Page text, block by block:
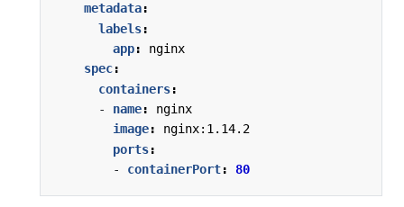
metadata:
labels:
app:
nginx
spec:
containers:
- name:
nginx
image:
nginx:1.14.2
ports:
- containerPort: 80